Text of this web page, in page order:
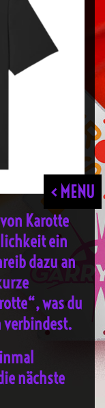
< MENU
Karotte
ein
dazu an
was du
verbindest.
nächste